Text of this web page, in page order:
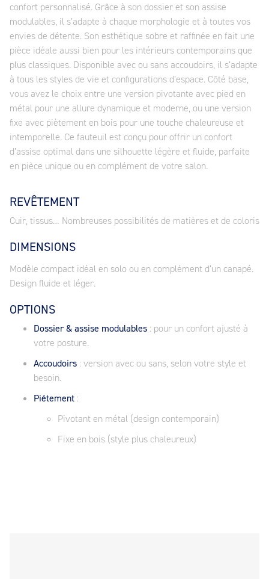
confort personnalisé. Grâce à son dossier et son assise
modulables, il s’adapte à chaque morphologie et à toutes vos
envies de détente. Son esthétique sobre et raffinée en fait une
pièce idéale aussi bien pour les intérieurs contemporains que
plus classiques. Disponible avec ou sans accoudoirs, il s’adapte
à tous les styles de vie et configurations d’espace. Côté base,
vous avez le choix entre une version pivotante avec pied en
métal pour une allure dynamique et moderne, ou une version
fixe avec piètement en bois pour une touche chaleureuse et
intemporelle. Ce fauteuil est conçu pour offrir un confort
d’assise optimal dans une silhouette légère et fluide, parfaite
en pièce unique ou en complément de votre salon.
REVÊTEMENT
Cuir, tissus… Nombreuses possibilités de matières et de coloris
DIMENSIONS
Modèle compact idéal en solo ou en complément d’un canapé.
Design fluide et léger.
OPTIONS
Dossier & assise modulables : pour un confort ajusté à
votre posture.
Accoudoirs : version avec ou sans, selon votre style et
besoin.
Piétement :
Pivotant en métal (design contemporain)
Fixe en bois (style plus chaleureux)